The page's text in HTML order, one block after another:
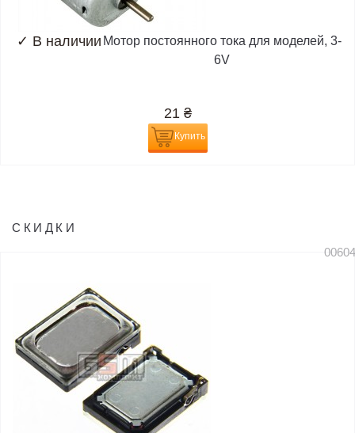
✓ В наличии Мотор постоянного тока для моделей, 3-
6V
21 ₴
Купить
СКИДКИ